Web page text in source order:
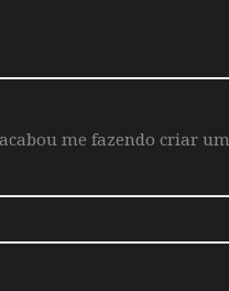
me fazendo criar